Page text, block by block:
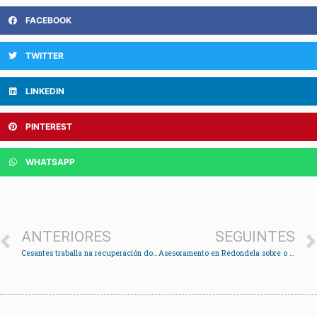
FACEBOOK
TWITTER
LINKEDIN
PINTEREST
WHATSAPP
ANTERIORES
Cesantes traballa na recuperación do Cruceiro do Torreiro
SEGUINTES
Asesoramento en Redondela sobre o novo proceso extraordinario de regularización de persoas migrantes